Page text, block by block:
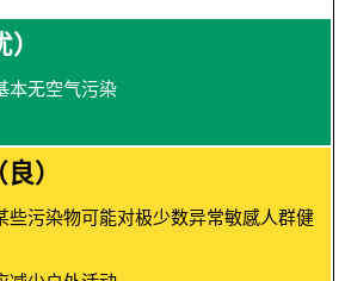
本无空气污染
）
些污染物可能对极少数异常敏感人群健